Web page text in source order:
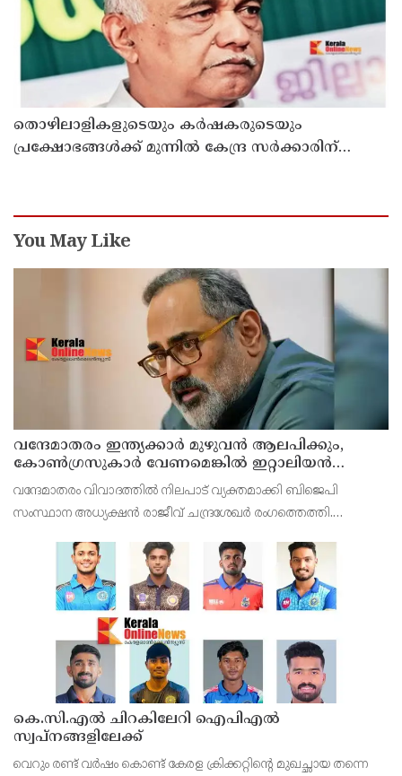
തൊഴിലാളികളുടെയും കർഷകരുടെയും
പ്രക്ഷോഭങ്ങൾക്ക് മുന്നിൽ കേന്ദ്ര സർക്കാരിന്
You May Like
വന്ദേമാതരം ഇന്ത്യക്കാർ മുഴുവൻ ആലപിക്കും,
കോൺഗ്രസുകാർ വേണമെങ്കിൽ ഇറ്റാലിയൻ
ദേശീയഗാനം പാടട്ടെ ; രാജീവ് ചന്ദ്രശേഖർ
വന്ദേമാതരം വിവാദത്തിൽ നിലപാട് വ്യക്തമാക്കി ബിജെപി
സംസ്ഥാന അധ്യക്ഷൻ രാജീവ് ചന്ദ്രശേഖർ രംഗത്തെത്തി.
കോൺഗ്രസുകാർ വേണമെങ്കിൽ ഇറ്റാലിയൻ ദേശീയഗാനം
പാടട്ടെയെന്ന
കെ.സി.എൽ ചിറകിലേറി ഐപിഎൽ
സ്വപ്നങ്ങളിലേക്ക്
വെറും രണ്ട് വർഷം കൊണ്ട് കേരള ക്രിക്കറ്റിന്റെ മുഖച്ഛായ തന്നെ